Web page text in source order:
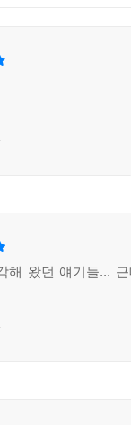
해 왔던 얘기들...